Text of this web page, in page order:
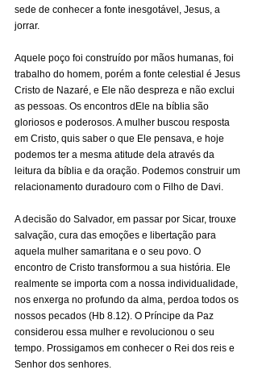
sede de conhecer a fonte inesgotável, Jesus, a
jorrar.
Aquele poço foi construído por mãos humanas, foi
trabalho do homem, porém a fonte celestial é Jesus
Cristo de Nazaré, e Ele não despreza e não exclui
as pessoas. Os encontros dEle na bíblia são
gloriosos e poderosos. A mulher buscou resposta
em Cristo, quis saber o que Ele pensava, e hoje
podemos ter a mesma atitude dela através da
leitura da bíblia e da oração. Podemos construir um
relacionamento duradouro com o Filho de Davi.
A decisão do Salvador, em passar por Sicar, trouxe
salvação, cura das emoções e libertação para
aquela mulher samaritana e o seu povo. O
encontro de Cristo transformou a sua história. Ele
realmente se importa com a nossa individualidade,
nos enxerga no profundo da alma, perdoa todos os
nossos pecados (Hb 8.12). O Príncipe da Paz
considerou essa mulher e revolucionou o seu
tempo. Prossigamos em conhecer o Rei dos reis e
Senhor dos senhores.